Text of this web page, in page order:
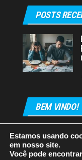
POSTS
BEM VINDO!
Estamos usando
em nosso site.
Você pode